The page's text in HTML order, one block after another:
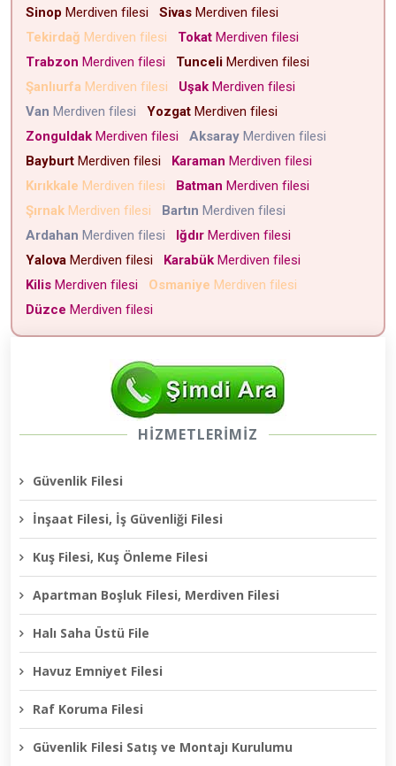
Sinop Merdiven filesi Sivas Merdiven filesi
Tekirdağ Merdiven filesi Tokat Merdiven filesi
Trabzon Merdiven filesi Tunceli Merdiven filesi
Şanlıurfa Merdiven filesi Uşak Merdiven filesi
Van Merdiven filesi Yozgat Merdiven filesi
Zonguldak Merdiven filesi Aksaray Merdiven filesi
Bayburt Merdiven filesi Karaman Merdiven filesi
Kırıkkale Merdiven filesi Batman Merdiven filesi
Şırnak Merdiven filesi Bartın Merdiven filesi
Ardahan Merdiven filesi Iğdır Merdiven filesi
Yalova Merdiven filesi Karabük Merdiven filesi
Kilis Merdiven filesi Osmaniye Merdiven filesi
Düzce Merdiven filesi
HİZMETLERİMİZ
Güvenlik Filesi
İnşaat Filesi, İş Güvenliği Filesi
Kuş Filesi, Kuş Önleme Filesi
Apartman Boşluk Filesi, Merdiven Filesi
Halı Saha Üstü File
Havuz Emniyet Filesi
Raf Koruma Filesi
Güvenlik Filesi Satış ve Montajı Kurulumu